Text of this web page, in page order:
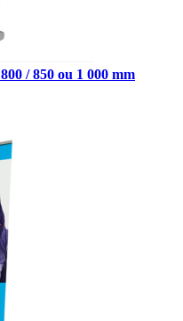
/ 850 ou 1 000 mm